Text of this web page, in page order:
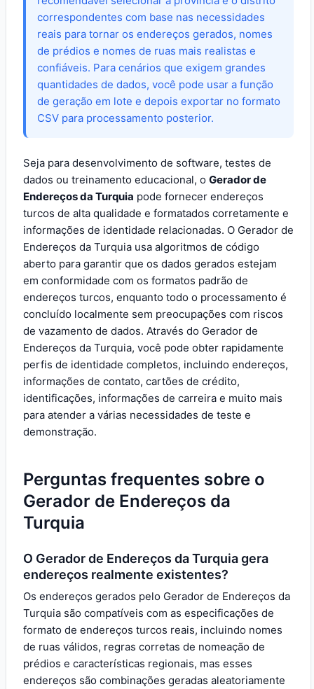
correspondentes com base nas necessidades
reais para tornar os endereços gerados, nomes
de prédios e nomes de ruas mais realistas e
confiáveis. Para cenários que exigem grandes
quantidades de dados, você pode usar a função
de geração em lote e depois exportar no formato
CSV para processamento posterior.
Seja para desenvolvimento de software, testes de
dados ou treinamento educacional, o Gerador de
Endereços da Turquia pode fornecer endereços
turcos de alta qualidade e formatados corretamente e
informações de identidade relacionadas. O Gerador de
Endereços da Turquia usa algoritmos de código
aberto para garantir que os dados gerados estejam
em conformidade com os formatos padrão de
endereços turcos, enquanto todo o processamento é
concluído localmente sem preocupações com riscos
de vazamento de dados. Através do Gerador de
Endereços da Turquia, você pode obter rapidamente
perfis de identidade completos, incluindo endereços,
informações de contato, cartões de crédito,
identificações, informações de carreira e muito mais
para atender a várias necessidades de teste e
demonstração.
Perguntas frequentes sobre o
Gerador de Endereços da
Turquia
O Gerador de Endereços da Turquia gera
endereços realmente existentes?
Os endereços gerados pelo Gerador de Endereços da
Turquia são compatíveis com as especificações de
formato de endereços turcos reais, incluindo nomes
de ruas válidos, regras corretas de nomeação de
prédios e características regionais, mas esses
endereços são combinações geradas aleatoriamente